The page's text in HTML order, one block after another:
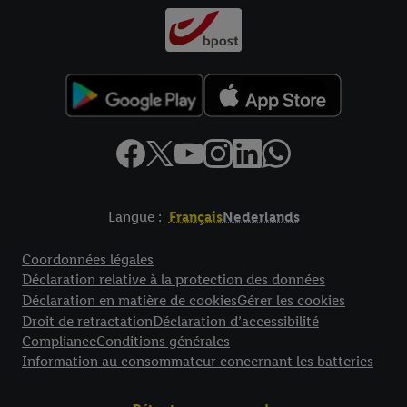
Langue : FrançaisNederlands
Coordonnées légales
Déclaration relative à la protection des données
Déclaration en matière de cookiesGérer les cookies
Droit de retractationDéclaration d’accessibilité
ComplianceConditions générales
Information au consommateur concernant les batteries